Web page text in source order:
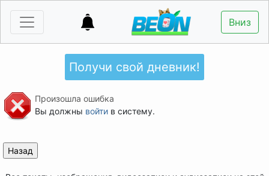
Вниз
Получи свой дневник!
Произошла ошибка
Вы должны войтив систему.